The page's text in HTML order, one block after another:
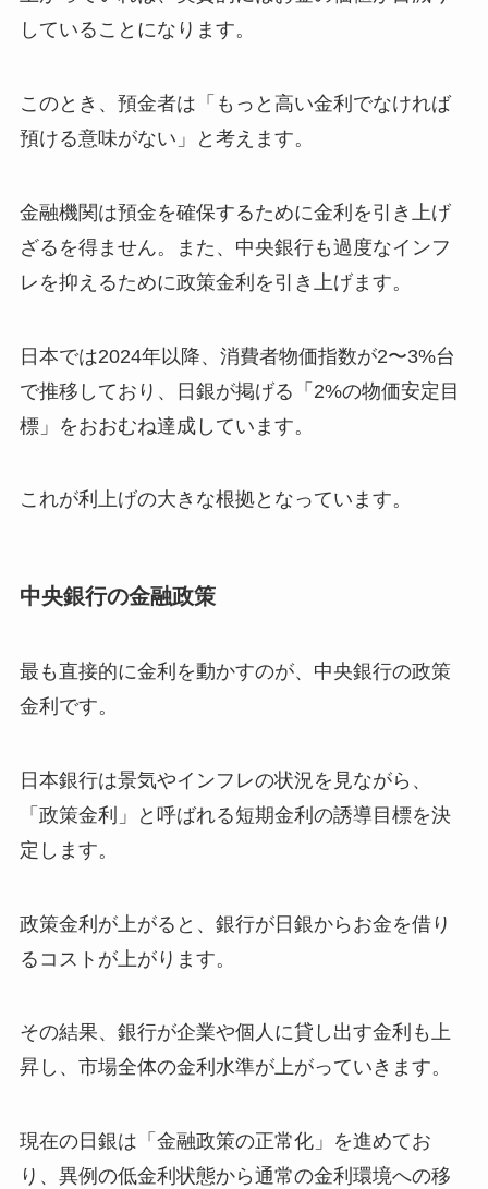
していることになります。
このとき、預金者は「もっと高い金利でなければ
預ける意味がない」と考えます。
金融機関は預金を確保するために金利を引き上げ
ざるを得ません。また、中央銀行も過度なインフ
レを抑えるために政策金利を引き上げます。
日本では2024年以降、消費者物価指数が2〜3%台
で推移しており、日銀が掲げる「2%の物価安定目
標」をおおむね達成しています。
これが利上げの大きな根拠となっています。
中央銀行の金融政策
最も直接的に金利を動かすのが、中央銀行の政策
金利です。
日本銀行は景気やインフレの状況を見ながら、
「政策金利」と呼ばれる短期金利の誘導目標を決
定します。
政策金利が上がると、銀行が日銀からお金を借り
るコストが上がります。
その結果、銀行が企業や個人に貸し出す金利も上
昇し、市場全体の金利水準が上がっていきます。
現在の日銀は「金融政策の正常化」を進めてお
り、異例の低金利状態から通常の金利環境への移